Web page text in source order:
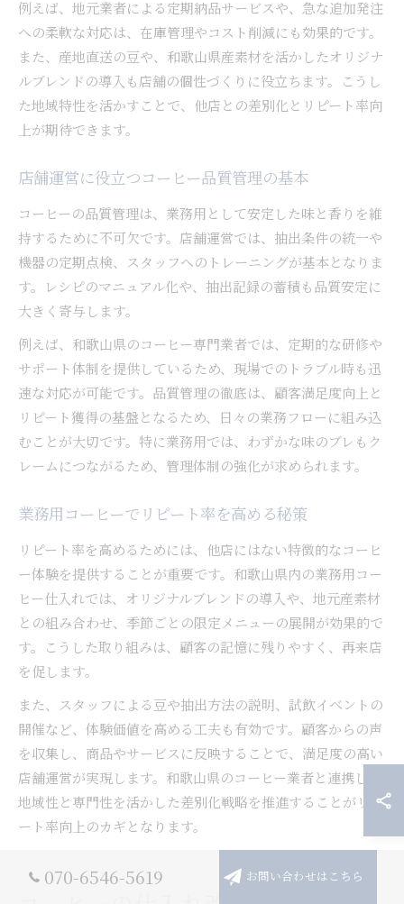
例えば、地元業者による定期納品サービスや、急な追加発注
への柔軟な対応は、在庫管理やコスト削減にも効果的です。
また、産地直送の豆や、和歌山県産素材を活かしたオリジナ
ルブレンドの導入も店舗の個性づくりに役立ちます。こうし
た地域特性を活かすことで、他店との差別化とリピート率向
上が期待できます。
店舗運営に役立つコーヒー品質管理の基本
コーヒーの品質管理は、業務用として安定した味と香りを維
持するために不可欠です。店舗運営では、抽出条件の統一や
機器の定期点検、スタッフへのトレーニングが基本となりま
す。レシピのマニュアル化や、抽出記録の蓄積も品質安定に
大きく寄与します。
例えば、和歌山県のコーヒー専門業者では、定期的な研修や
サポート体制を提供しているため、現場でのトラブル時も迅
速な対応が可能です。品質管理の徹底は、顧客満足度向上と
リピート獲得の基盤となるため、日々の業務フローに組み込
むことが大切です。特に業務用では、わずかな味のブレもク
レームにつながるため、管理体制の強化が求められます。
業務用コーヒーでリピート率を高める秘策
リピート率を高めるためには、他店にはない特徴的なコーヒ
ー体験を提供することが重要です。和歌山県内の業務用コー
ヒー仕入れでは、オリジナルブレンドの導入や、地元産素材
との組み合わせ、季節ごとの限定メニューの展開が効果的で
す。こうした取り組みは、顧客の記憶に残りやすく、再来店
を促します。
また、スタッフによる豆や抽出方法の説明、試飲イベントの
開催など、体験価値を高める工夫も有効です。顧客からの声
を収集し、商品やサービスに反映することで、満足度の高い
店舗運営が実現します。和歌山県のコーヒー業者と連携し、
地域性と専門性を活かした差別化戦略を推進することがリピ
ート率向上のカギとなります。
070-6546-5619 お問い合わせはこちら